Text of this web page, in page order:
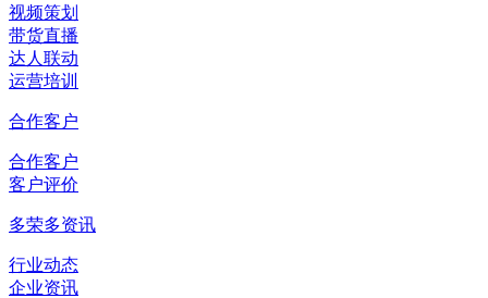
视频策划
带货直播
达人联动
运营培训
合作客户
合作客户
客户评价
多荣多资讯
行业动态
企业资讯